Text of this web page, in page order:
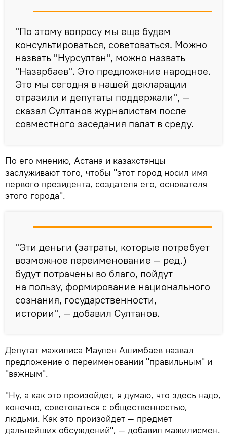
"По этому вопросу мы еще будем
консультироваться, советоваться. Можно
назвать "Нурсултан", можно назвать
"Назарбаев". Это предложение народное.
Это мы сегодня в нашей декларации
отразили и депутаты поддержали", —
сказал Султанов журналистам после
совместного заседания палат в среду.
По его мнению, Астана и казахстанцы
заслуживают того, чтобы "этот город носил имя
первого президента, создателя его, основателя
этого города".
"Эти деньги (затраты, которые потребует
возможное переименование — ред.)
будут потрачены во благо, пойдут
на пользу, формирование национального
сознания, государственности,
истории", — добавил Султанов.
Депутат мажилиса Маулен Ашимбаев назвал
предложение о переименовании "правильным" и
"важным".
"Ну, а как это произойдет, я думаю, что здесь надо,
конечно, советоваться с общественностью,
людьми. Как это произойдет — предмет
дальнейших обсуждений", — добавил мажилисмен.